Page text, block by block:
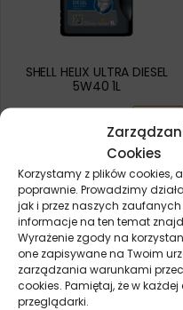
Cookies
Korzystamy z plików cookies,
poprawnie. Prowadzimy
jak i przez naszych
informacje na ten temat
Wyrażenie zgody na
one zapisywane na Twoim
zarządzania warunkami
cookies. Pamiętaj, że w
przeglądarki.
SHELL HELIX ULTRA DIESEL
5W40 1L